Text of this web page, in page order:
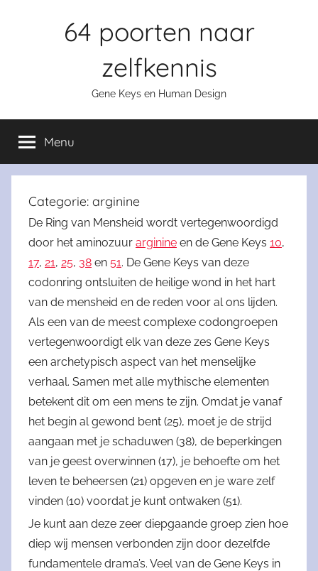
64 poorten naar
zelfkennis
Gene Keys en Human Design
Menu
Categorie: arginine
De Ring van Mensheid wordt vertegenwoordigd
door het aminozuur arginine en de Gene Keys 10,
17, 21, 25, 38 en 51. De Gene Keys van deze
codonring ontsluiten de heilige wond in het hart
van de mensheid en de reden voor al ons lijden.
Als een van de meest complexe codongroepen
vertegenwoordigt elk van deze zes Gene Keys
een archetypisch aspect van het menselijke
verhaal. Samen met alle mythische elementen
betekent dit om een ​​mens te zijn. Omdat je vanaf
het begin al gewond bent (25), moet je de strijd
aangaan met je schaduwen (38), de beperkingen
van je geest overwinnen (17), je behoefte om het
leven te beheersen (21) opgeven en je ware zelf
vinden (10) voordat je kunt ontwaken (51).
Je kunt aan deze zeer diepgaande groep zien hoe
diep wij mensen verbonden zijn door dezelfde
fundamentele drama’s. Veel van de Gene Keys in